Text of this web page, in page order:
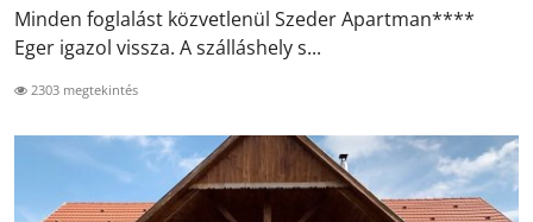
Minden foglalást közvetlenül Szeder Apartman****
Eger igazol vissza. A szálláshely s...
2303 megtekintés